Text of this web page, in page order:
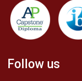
Follow us